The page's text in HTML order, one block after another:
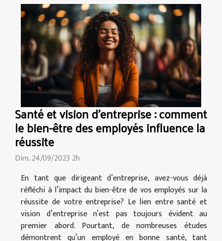
Santé et vision d'entreprise : comment
le bien-être des employés influence la
réussite
Dim. 24/09/2023 2h
En tant que dirigeant d’entreprise, avez-vous déjà
réfléchi à l’impact du bien-être de vos employés sur la
réussite de votre entreprise? Le lien entre santé et
vision d’entreprise n’est pas toujours évident au
premier abord. Pourtant, de nombreuses études
démontrent qu’un employé en bonne santé, tant